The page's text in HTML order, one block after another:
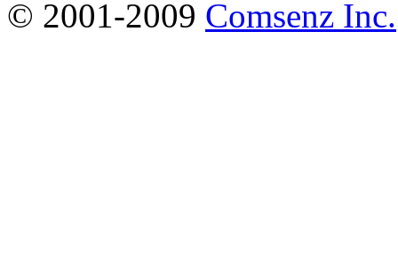
© 2001-2009 Comsenz Inc.